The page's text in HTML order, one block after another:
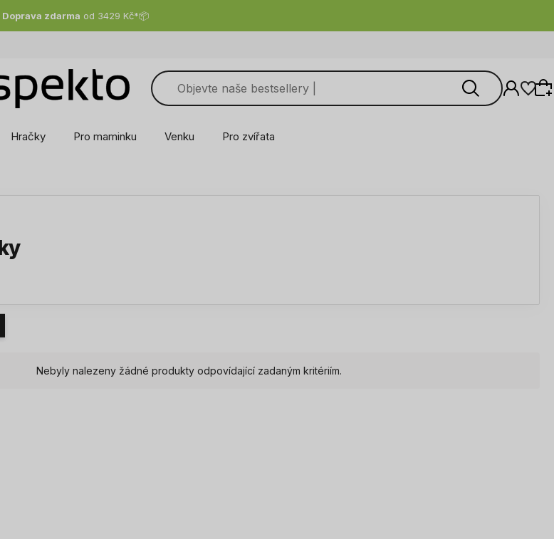
Doprava zdarma od 3429 Kč*📦
Hračky Pro maminku Venku Pro zvířata
Nebyly nalezeny žádné produkty odpovídající zadaným kritériím.